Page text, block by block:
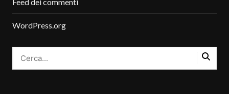
WordPress.org